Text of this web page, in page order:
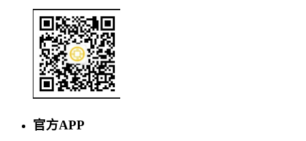
官方APP